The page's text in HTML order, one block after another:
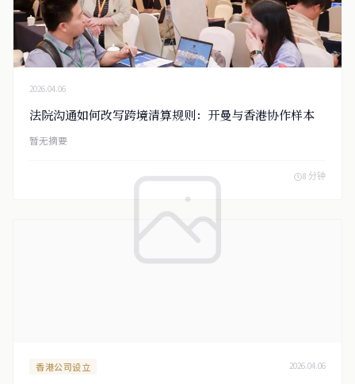
2026.04.06
法院沟通如何改写跨境清算规则：开曼与香港协作样本
暂无摘要
8 分钟
香港公司设立 2026.04.06